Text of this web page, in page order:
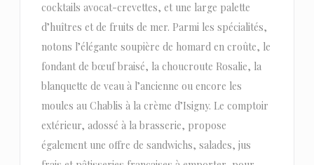
cocktails avocat-crevettes, et une large palette
d’huîtres et de fruits de mer. Parmi les spécialités,
notons l’élégante soupière de homard en croûte, le
fondant de bœuf braisé, la choucroute Rosalie, la
blanquette de veau à l’ancienne ou encore les
moules au Chablis à la crème d’Isigny. Le comptoir
extérieur, adossé à la brasserie, propose
également une offre de sandwichs, salades, jus